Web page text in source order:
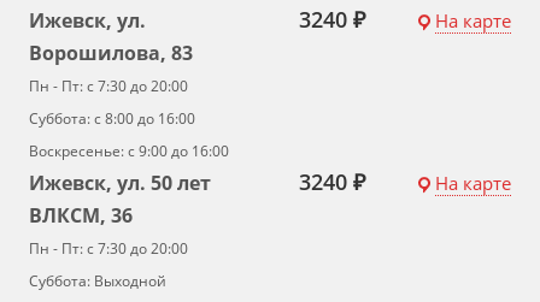
Ижевск, ул.
Ворошилова, 83
Пн - Пт: с 7:30 до 20:00
Суббота: с 8:00 до 16:00
Воскресенье: с 9:00 до 16:00
3240 ₽ На карте
Ижевск, ул. 50 лет
ВЛКСМ, 36
Пн - Пт: с 7:30 до 20:00
Суббота: Выходной
3240 ₽ На карте